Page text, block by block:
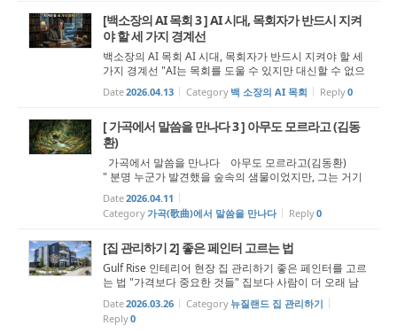
[백소장의 AI 목회 3 ] AI 시대, 목회자가 반드시 지켜
야 할 세 가지 경계선
백소장의 AI 목회 AI 시대, 목회자가 반드시 지켜야 할 세
가지 경계선 "AI는 목회를 도울 수 있지만 대신할 수 없으
며, 목회자는 끝까지 분별과 설교의 씨름과 책임의 자리를
지켜야 한다." 지난 칼럼들에서 우리는 목회자가 AI를 어
Date2026.04.13 Category 백 소장의 AI 목회 Reply0
[ 가곡에서 말씀을 만나다 3 ] 아무도 모르라고 (김동
환)
가곡에서 말씀을 만나다 아무도 모르라고(김동환)
" 분명 누군가 발견했을 숲속의 샘물이었지만, 그는 거기
에 발견자의 이름을 써 붙이거나 기득권을 주장하지 않고
원래의 모습을 지켜주었습니다." 시인 김동환님의 '아무
도 모르라고'라는 시는 작...
Date2026.04.11
Category 가곡(歌曲)에서 말씀을 만나다 Reply0
[집 관리하기 2] 좋은 페인터 고르는 법
Gulf Rise 인테리어 현장 집 관리하기 좋은 페인터를 고르
는 법 "가격보다 중요한 것들" 집보다 사람이 더 오래 남
는다 오랜 기간 동안 페인터로 일하면서 나는 집보다 사람
을 더 많이 기억하게 됐다. 공사가 끝난 뒤 고개를 끄덕이
며 만족해하던 사람들, 그...
Date2026.03.26 Category 뉴질랜드 집 관리하기
Reply0